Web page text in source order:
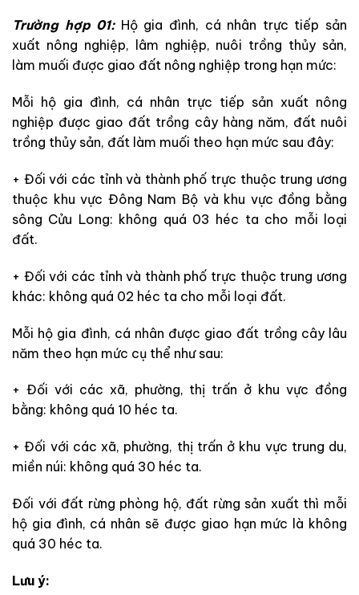
Trường hợp 01: Hộ gia đình, cá nhân trực tiếp sản
xuất nông nghiệp, lâm nghiệp, nuôi trồng thủy sản,
làm muối được giao đất nông nghiệp trong hạn mức:
Mỗi hộ gia đình, cá nhân trực tiếp sản xuất nông
nghiệp được giao đất trồng cây hàng năm, đất nuôi
trồng thủy sản, đất làm muối theo hạn mức sau đây:
+ Đối với các tỉnh và thành phố trực thuộc trung ương
thuộc khu vực Đông Nam Bộ và khu vực đồng bằng
sông Cửu Long: không quá 03 héc ta cho mỗi loại
đất.
+ Đối với các tỉnh và thành phố trực thuộc trung ương
khác: không quá 02 héc ta cho mỗi loại đất.
Mỗi hộ gia đình, cá nhân được giao đất trồng cây lâu
năm theo hạn mức cụ thể như sau:
+ Đối với các xã, phường, thị trấn ở khu vực đồng
bằng: không quá 10 héc ta.
+ Đối với các xã, phường, thị trấn ở khu vực trung du,
miền núi: không quá 30 héc ta.
Đối với đất rừng phòng hộ, đất rừng sản xuất thì mỗi
hộ gia đình, cá nhân sẽ được giao hạn mức là không
quá 30 héc ta.
Lưu ý: